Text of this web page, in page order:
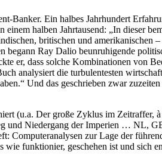
Banker. Ein halbes Jahrhundert
einem halben Jahrtausend: „In dieser
britischen und
begann Ray Dalio beunruhigende
er, dass solche Kombinationen von
analysiert die turbulentesten
Und das geschrieben zwar
(u.a. Der große Zyklus im
und Niedergang der Imperien … NL,
Computeranalysen zur Lage der
wie funktionier, geschehen ist und